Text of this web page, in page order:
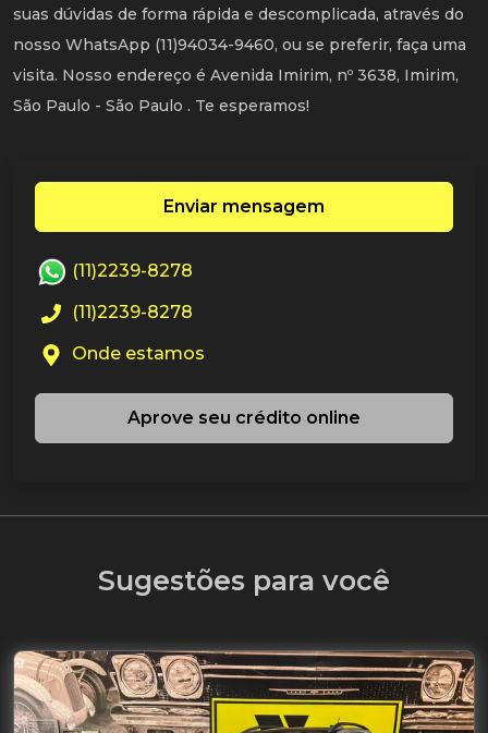
suas dúvidas de forma rápida e descomplicada, através do
nosso WhatsApp (11)94034-9460, ou se preferir, faça uma
visita. Nosso endereço é Avenida Imirim, nº 3638, Imirim,
São Paulo - São Paulo . Te esperamos!
Enviar mensagem
(11)2239-8278
(11)2239-8278
Onde estamos
Aprove seu crédito online
Sugestões para você